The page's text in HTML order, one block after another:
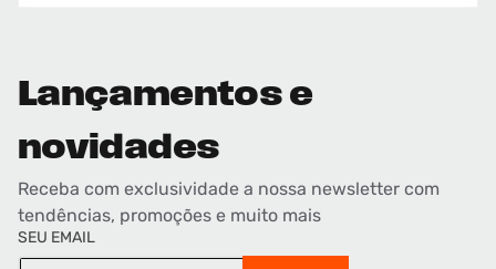
Lançamentos e
novidades
Receba com exclusividade a nossa newsletter com
tendências, promoções e muito mais
SEU EMAIL